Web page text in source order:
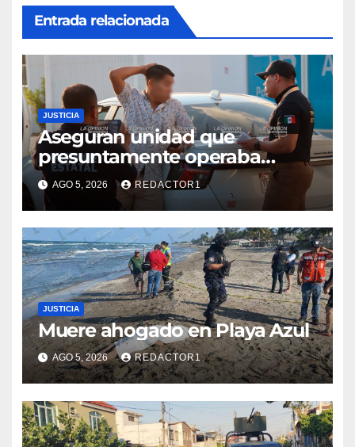
Entrada relacionada
JUSTICIA
Aseguran unidad que
presuntamente operaba
mediante aplicación digital en
operativo de Transporte
Público
AGO 5, 2026 REDACTOR1
JUSTICIA
Muere ahogado en Playa Azul
AGO 5, 2026 REDACTOR1